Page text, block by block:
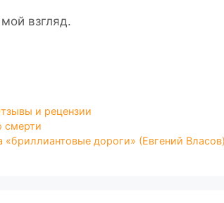
взгляд.
и рецензии
смерти
«бриллиантовые дороги» (Евгений Власов)